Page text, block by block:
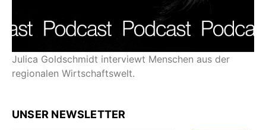
Julica Goldschmidt interviewt Menschen aus der
regionalen Wirtschaftswelt.
UNSER NEWSLETTER